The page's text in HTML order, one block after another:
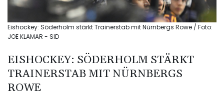
Eishockey: Söderholm stärkt Trainerstab mit Nürnbergs Rowe / Foto:
JOE KLAMAR - SID
EISHOCKEY: SÖDERHOLM STÄRKT
TRAINERSTAB MIT NÜRNBERGS
ROWE